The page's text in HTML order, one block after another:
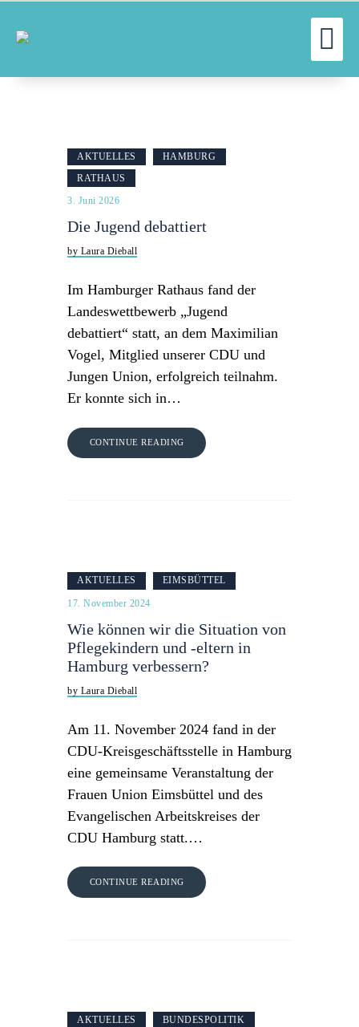
THEMEN
MITMACHEN
AKTUELLES
HAMBURG
RATHAUS
3. Juni 2026
Die Jugend debattiert
by Laura Dieball
Im Hamburger Rathaus fand der
Landeswettbewerb „Jugend
debattiert“ statt, an dem Maximilian
Vogel, Mitglied unserer CDU und
Jungen Union, erfolgreich teilnahm.
Er konnte sich in…
CONTINUE READING
AKTUELLES EIMSBÜTTEL
17. November 2024
Wie können wir die Situation von
Pflegekindern und -eltern in
Hamburg verbessern?
by Laura Dieball
Am 11. November 2024 fand in der
CDU-Kreisgeschäftsstelle in Hamburg
eine gemeinsame Veranstaltung der
Frauen Union Eimsbüttel und des
Evangelischen Arbeitskreises der
CDU Hamburg statt.…
CONTINUE READING
AKTUELLES BUNDESPOLITIK